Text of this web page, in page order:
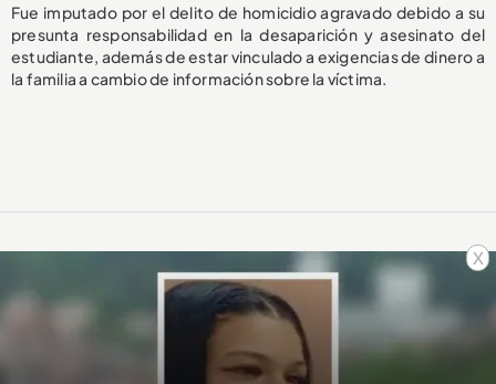
x
Fue imputado por el delito de homicidio agravado debido a su
presunta responsabilidad en la desaparición y asesinato del
estudiante, además de estar vinculado a exigencias de dinero a
la familia a cambio de información sobre la víctima.